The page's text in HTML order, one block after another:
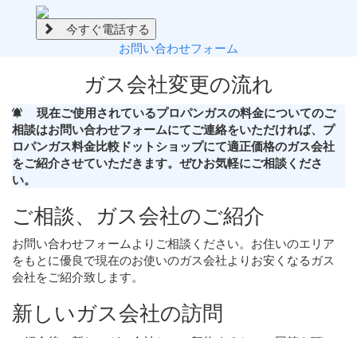
今すぐ電話する
お問い合わせフォーム
ガス会社変更の流れ
現在ご使用されているプロパンガスの料金についてのご
相談はお問い合わせフォームにてご連絡をいただければ、プ
ロパンガス料金比較ドットショップにて適正価格のガス会社
をご紹介させていただきます。ぜひお気軽にご相談くださ
い。
ご相談、ガス会社のご紹介
お問い合わせフォームよりご相談ください。お住いのエリア
をもとに優良で現在のお使いのガス会社よりお安くなるガス
会社をご紹介致します。
新しいガス会社の訪問